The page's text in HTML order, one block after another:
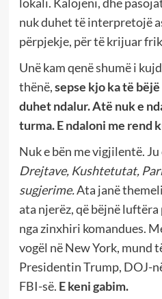
nuk duhet të interpretojë
përpjekje, për të krijuar
Unë kam qenë shumë i
thënë,sepse kjo ka të
duhet ndalur. Atë nuk e
turma. E ndaloni me rend
Nuk e bën me vigjilentë. Ju
Drejtave, Kushtetutat,
sugjerime.Ata janë
ata njerëz, që bëjnë
nga zinxhiri komandues.
vogël në New York, mund
Presidentin Trump, DOJ-
FBI-së. E keni gabim.